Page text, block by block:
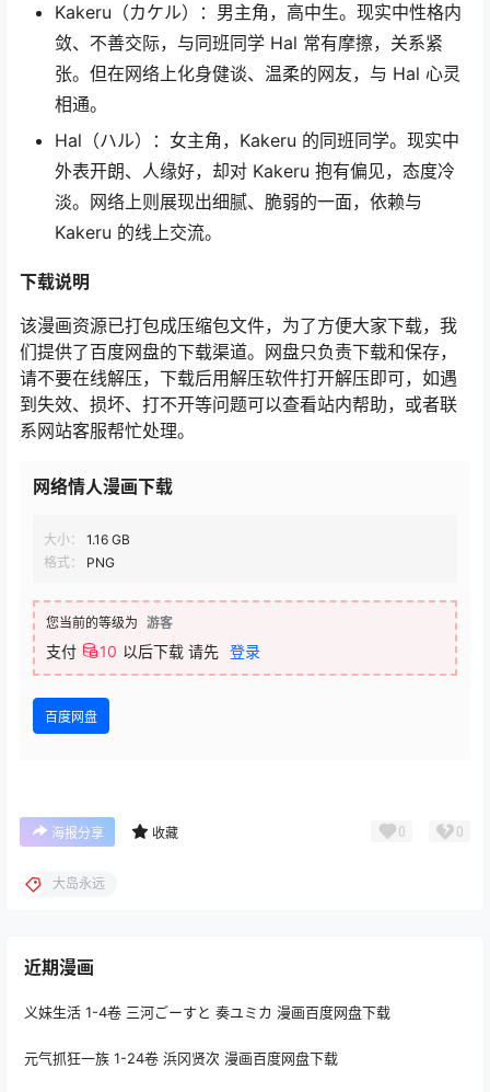
Kakeru（カケル）：男主角，高中生。现实中性格内
敛、不善交际，与同班同学 Hal 常有摩擦，关系紧
张。但在网络上化身健谈、温柔的网友，与 Hal 心灵
相通。
Hal（ハル）：女主角，Kakeru 的同班同学。现实中
外表开朗、人缘好，却对 Kakeru 抱有偏见，态度冷
淡。网络上则展现出细腻、脆弱的一面，依赖与
Kakeru 的线上交流。
下载说明
该漫画资源已打包成压缩包文件，为了方便大家下载，我
们提供了百度网盘的下载渠道。网盘只负责下载和保存，
请不要在线解压，下载后用解压软件打开解压即可，如遇
到失效、损坏、打不开等问题可以查看站内帮助，或者联
系网站客服帮忙处理。
网络情人漫画下载
大小：
1.16 GB
格式：
PNG
您当前的等级为 游客
支付 10 以后下载 请先 登录
百度网盘
海报分享 收藏 0 0
大岛永远
近期漫画
义妹生活 1-4卷 三河ごーすと 奏ユミカ 漫画百度网盘下载
元气抓狂一族 1-24卷 浜冈贤次 漫画百度网盘下载